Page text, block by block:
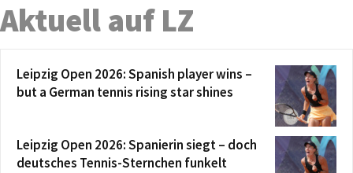
Aktuell auf LZ
Leipzig Open 2026: Spanish player wins –
but a German tennis rising star shines
Leipzig Open 2026: Spanierin siegt – doch
deutsches Tennis-Sternchen funkelt